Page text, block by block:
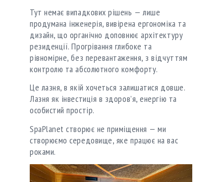
Тут немає випадкових рішень — лише
продумана інженерія, вивірена ергономіка та
дизайн, що органічно доповнює архітектуру
резиденції. Прогрівання глибоке та
рівномірне, без перевантаження, з відчуттям
контролю та абсолютного комфорту.
Це лазня, в якій хочеться залишатися довше.
Лазня як інвестиція в здоров’я, енергію та
особистий простір.
SpaPlanet створює не приміщення — ми
створюємо середовище, яке працює на вас
роками.